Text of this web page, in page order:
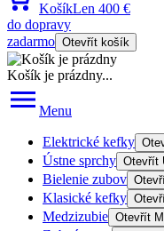
KošíkLen 400 €
do dopravy
zadarmo Otevřít košík
Košík je prázdny...
Menu
Elektrické kefky
Ústne sprchy Otevřít
Bielenie zubov
Klasické kefky
Medzizubie Otevřít